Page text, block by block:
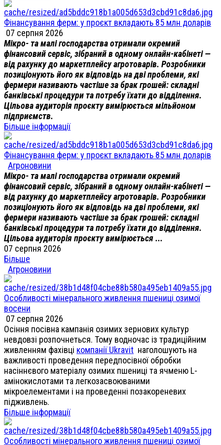
Фінансування ферм: у проєкт вкладають 85 млн доларів
07 серпня 2026
Мікро- та малі господарства отримали окремий
фінансовий сервіс, зібраний в одному онлайн-кабінеті —
від рахунку до маркетплейсу агротоварів. Розробники
позиціонують його як відповідь на дві проблеми, які
фермери називають частіше за брак грошей: складні
банківські процедури та потребу їхати до відділення.
Цільова аудиторія проєкту вимірюється мільйоном
підприємств.
Більше інформації
Фінансування ферм: у проєкт вкладають 85 млн доларів
Агроновини
Мікро- та малі господарства отримали окремий
фінансовий сервіс, зібраний в одному онлайн-кабінеті —
від рахунку до маркетплейсу агротоварів. Розробники
позиціонують його як відповідь на дві проблеми, які
фермери називають частіше за брак грошей: складні
банківські процедури та потребу їхати до відділення.
Цільова аудиторія проєкту вимірюється ...
07 серпня 2026
Більше
Агроновини
Особливості мінерального живлення пшениці озимої
восени
07 серпня 2026
Осіння посівна кампанія озимих зернових культур
невдовзі розпочнеться. Тому водночас із традиційним
живленням фахівці компанії Ukravit наголошують на
важливості проведення передпосівної обробки
насіннєвого матеріалу озимих пшениці та ячменю L-
амінокислотами та легкозасвоюваними
мікроелементами і на проведенні позакореневих
підживлень.
Більше інформації
Особливості мінерального живлення пшениці озимої